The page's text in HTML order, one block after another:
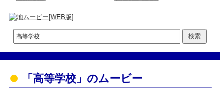
「高等学校」のムービー